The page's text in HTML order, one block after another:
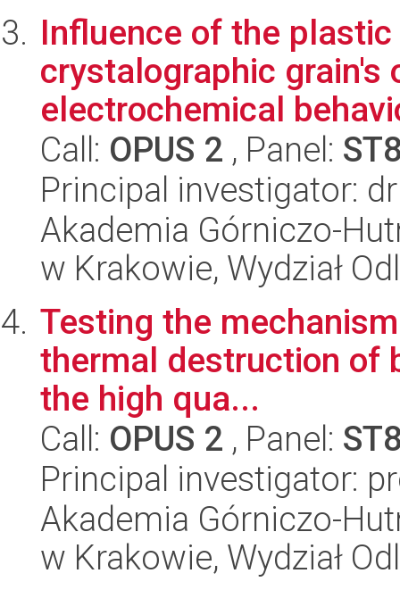
Influence of the
crystalographic grain's
electrochemical
Call: OPUS 2 , Panel:
Principal investigator:
Akademia Górniczo-
w Krakowie, Wydział
Testing the
thermal destruction of
the high qua...
Call: OPUS 2 , Panel:
Principal investigator:
Akademia Górniczo-
w Krakowie, Wydział